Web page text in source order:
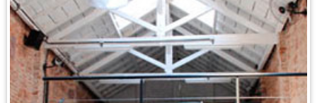
MENSAGEM *